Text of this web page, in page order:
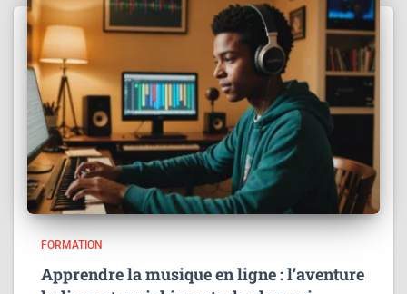
FORMATION
Apprendre la musique en ligne : l’aventure